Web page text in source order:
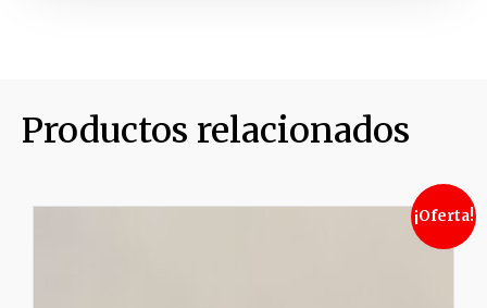
Productos relacionados
¡Oferta!